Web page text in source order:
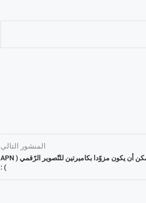
المنشور التالي
هاتف Galaxy S7 يمكن أن يكون مزوّدا بكاميرتين للتّصوير الرّقمي ( APN
) :